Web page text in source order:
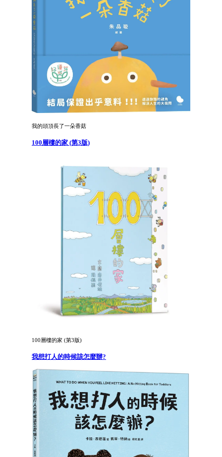
我的頭頂長了一朵香菇
100層樓的家 (第3版)
100層樓的家 (第3版)
我想打人的時候該怎麼辦?